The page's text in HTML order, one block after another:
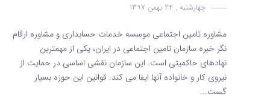
چهارشنبه , 24 بهمن 1397
مشاوره تامین اجتماعی موسسه خدمات حسابداری و مشاوره ارقام
نگر خبره سازمان تامین اجتماعی در ایران، یکی از مهمترین
نهادهای حاکمیتی است. این سازمان نقشی اساسی در حمایت از
نیروی کار و خانواده آنها ایفا می کند. قوانین این حوزه بسیار
گست...